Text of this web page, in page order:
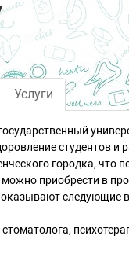
Услуги
студентов и
городка, что
приобрести в
оказывают следующие